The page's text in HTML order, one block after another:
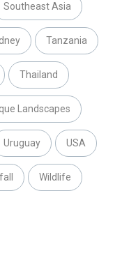
Southeast Asia
Tanzania
Thailand
Landscapes
Uruguay USA
Wildlife